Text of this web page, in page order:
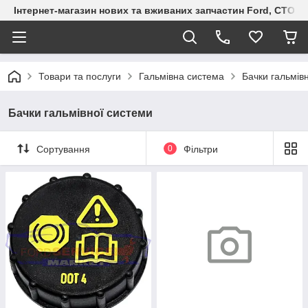
Інтернет-магазин нових та вживаних запчастин Ford, СТО
Товари та послуги Гальмівна система Бачки
Бачки гальмівної системи
Сортування 0 Фільтри